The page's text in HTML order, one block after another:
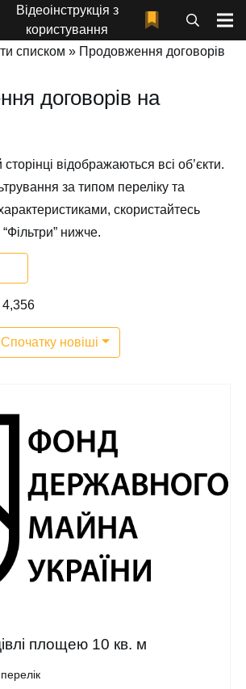
Відеоінструкція з
користування
списком » Продовження договорів
договорів на
сторінці відображаються всі об’єкти.
за типом переліку та
скористайтесь
нижче.
4,356
новіші
площею 10 кв. м